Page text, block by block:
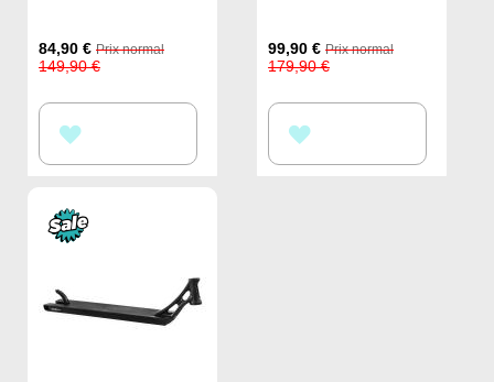
Prix
Spécial
84,90 € Prix normal
149,90 €
À
Prix
Spécial
99,90 € Prix normal
179,90 €
À